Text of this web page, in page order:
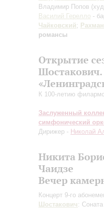
Владимир Попов
Василий Герелло -
Чайковский;
романсы
Открытие
К 100-летию
Заслуженный
симфонический
Дирижер - Николай
Никита
Чаидзе
Вечер
Концерт 9-го
Шостакович :